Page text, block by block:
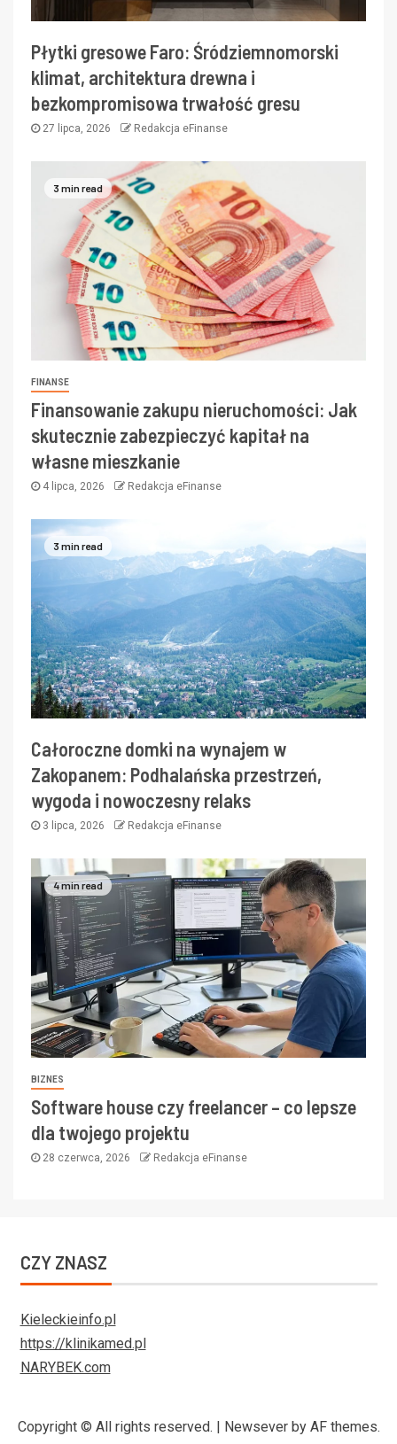
Płytki gresowe Faro: Śródziemnomorski
klimat, architektura drewna i
bezkompromisowa trwałość gresu
27 lipca, 2026 Redakcja eFinanse
3 min read
FINANSE
Finansowanie zakupu nieruchomości: Jak
skutecznie zabezpieczyć kapitał na
własne mieszkanie
4 lipca, 2026 Redakcja eFinanse
3 min read
Całoroczne domki na wynajem w
Zakopanem: Podhalańska przestrzeń,
wygoda i nowoczesny relaks
3 lipca, 2026 Redakcja eFinanse
4 min read
BIZNES
Software house czy freelancer – co lepsze
dla twojego projektu
28 czerwca, 2026 Redakcja eFinanse
CZY ZNASZ
Kieleckieinfo.pl
https://klinikamed.pl
NARYBEK.com
Copyright © All rights reserved. | Newseverby AF themes.